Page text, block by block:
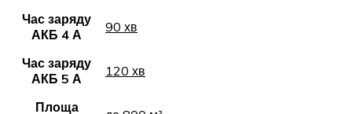
Час заряду
АКБ 4 А
90 хв
Час заряду
АКБ 5 А
120 хв
Площа